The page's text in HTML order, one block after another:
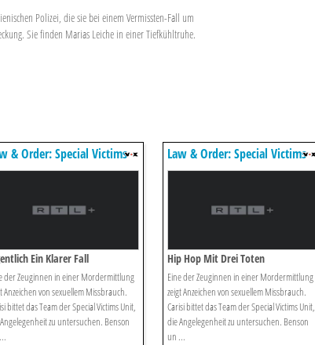
Polizei, die sie bei einem Vermissten-Fall um
Sie finden Marias Leiche in einer Tiefkühltruhe.
& Order: Special Victims
Ein Klarer Fall
der Zeuginnen in einer Mordermittlung
Anzeichen von sexuellem Missbrauch.
bittet das Team der Special Victims Unit,
zu untersuchen. Benson
Law & Order: Special Victims
Unit
Hip Hop Mit Drei Toten
Eine der Zeuginnen in einer Mordermittlung
zeigt Anzeichen von sexuellem Missbrauch.
Carisi bittet das Team der Special Victims Unit,
die Angelegenheit zu untersuchen. Benson
un ...